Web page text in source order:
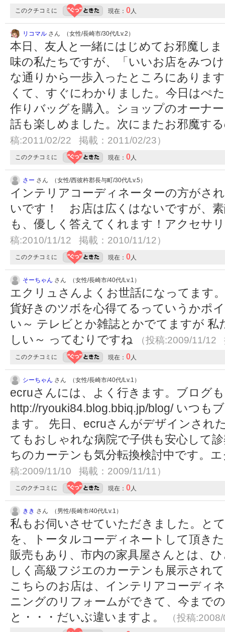
このクチコミに 現在： 0人
リコマル さん （女性/長崎市/30代/Lv.2）
本日、友人と一緒にはじめてお邪魔し
味の私たちですが、「いいお店をみつ
な通りから一歩入ったところにありま
くて、すぐにわかりました。今日はぺ
作りバッグを購入。ショップのオーナ
話も楽しめました。次にまたお邪魔す
稿:2011/02/22 掲載：2011/02/23）
このクチコミに 現在： 0人
さー さん （女性/西彼杵郡長与町/30代/Lv.5）
インテリアコーディネーターの方がさ
いです！ お店は広くはないですが、
も、優しく答えてくれます！アクセサ
稿:2010/11/12 掲載：2010/11/12）
このクチコミに 現在： 0人
そーちゃん さん （女性/長崎市/40代/Lv.1）
エクリュさんよくお世話になってます
貨好きのツボを心得てるっていうかポ
い～ テレビとか雑誌とかでてますが
しい～ ってむりですね
（投稿:2009/11/
このクチコミに 現在： 0人
シーちゃん さん （女性/長崎市/40代/Lv.1）
ecruさんには、よく行きます。ブログ
http://ryouki84.blog.bbiq.jp/blog/ いつも
ます。 先日、ecruさんがデザインされ
てもおしゃれな病院で子供も安心して
ちのカーテンも気分転換検討中です。
稿:2009/11/10 掲載：2009/11/11）
このクチコミに 現在： 0人
きき さん （男性/長崎市/40代/Lv.1）
私もお伺いさせていただきました。と
を、トータルコーディネートして頂き
販売もあり、市内の家具屋さんとは、
しく高級フジエのカーテンも展示され
こちらのお店は、インテリアコーディ
ニングのリフォームができて、今まで
と・・・だいぶ違いますよ。
（投稿